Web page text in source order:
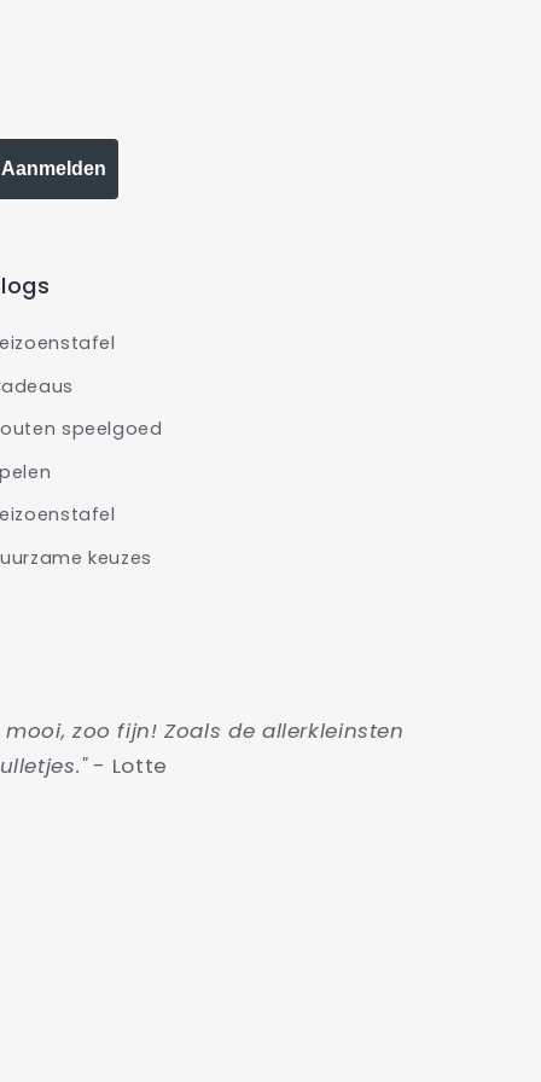
Aanmelden
speelgoed
keuzes
zoo fijn! Zoals de allerkleinsten
- Lotte